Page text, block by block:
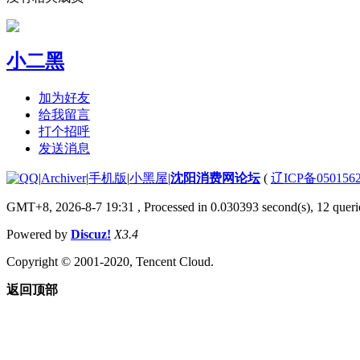
小二黑
加为好友
给我留言
打个招呼
发送消息
|Archiver|手机版|小黑屋|沈阳消费网论坛( 辽ICP备
GMT+8, 2026-8-7 19:31 , Processed in 0.030393 second(s), 12
Powered by Discuz! X3.4
Copyright © 2001-2020, Tencent Cloud.
返回顶部